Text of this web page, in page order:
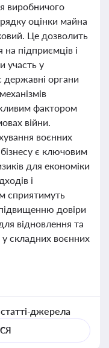
виробничого
оцінки майна
Це дозволить
підприємців і
участь у
органи
фактором
війни.
воєнних
є ключовим
для економіки
і
сприятимуть
підвищенню довіри
відновлення та
у складних воєнних
джерела